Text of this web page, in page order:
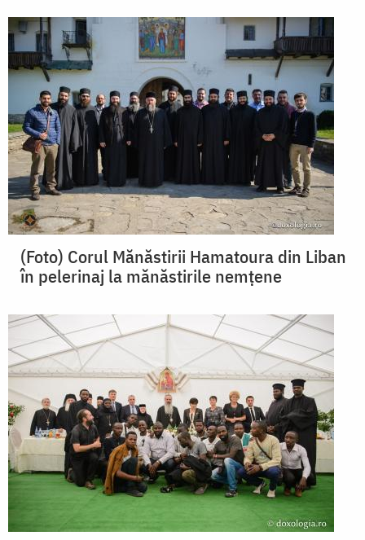
(Foto) Corul Mănăstirii Hamatoura din Liban
în pelerinaj la mănăstirile nemţene